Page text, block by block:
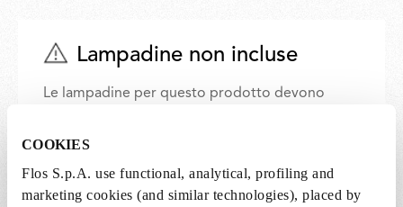
COOKIES
Flos S.p.A. use functional, analytical, profiling and
marketing cookies (and similar technologies), placed by
Lampadine non incluse
Le lampadine per questo prodotto devono
scegliere tra le opzioni consigliate e